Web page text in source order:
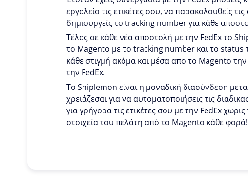
εργαλείο τις ετικέτες σου, να παρακολουθείς
δημιουργείς το tracking number για κάθε
Τέλος σε κάθε νέα αποστολή με την FedEx το
το Magento με το tracking number και το status
κάθε στιγμή ακόμα και μέσα απο το Magento
την FedEx.
To Shiplemon είναι η μοναδική διασύνδεση
χρειάζεσαι για να αυτοματοποιήσεις τις
για γρήγορα τις ετικέτες σου με την FedEx
στοιχεία του πελάτη από το Magento κάθε φορά!